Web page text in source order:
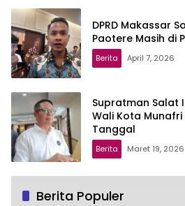
DPRD Makassar
Paotere Masih di
Berita April 7, 2026
Supratman Salat
Wali Kota
Tanggal
Berita Maret 19, 2026
Berita Populer